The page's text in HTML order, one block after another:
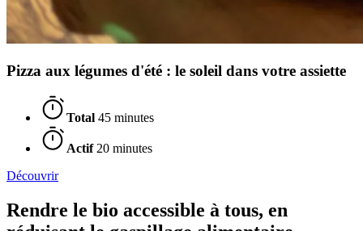
Pizza aux légumes d'été : le soleil dans votre assiette
Total 45 minutes
Actif20 minutes
Découvrir
Rendre le bio accessible à tous, en